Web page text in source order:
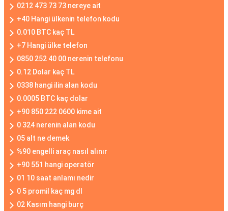
0212 473 73 73 nereye ait
+40 Hangi ülkenin telefon kodu
0.010 BTC kaç TL
+7 Hangi ülke telefon
0850 252 40 00 nerenin telefonu
0.12 Dolar kaç TL
0338 hangi ilin alan kodu
0.0005 BTC kaç dolar
+90 850 222 0600 kime ait
0 324 nerenin alan kodu
05 alt ne demek
%90 engelli araç nasıl alınır
+90 551 hangi operatör
01 10 saat anlamı nedir
0 5 promil kaç mg dl
02 Kasım hangi burç